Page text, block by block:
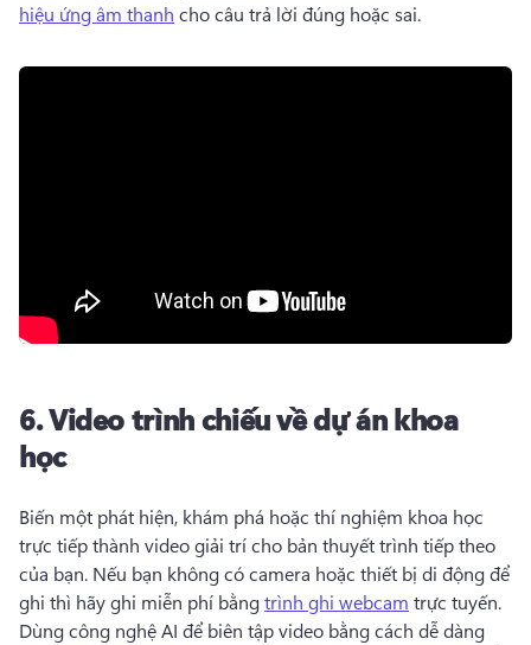
hiệu ứng âm thanh cho câu trả lời đúng hoặc sai.
6.Video trình chiếu về dự án khoa
học
Biến một phát hiện, khám phá hoặc thí nghiệm khoa học
trực tiếp thành video giải trí cho bản thuyết trình tiếp theo
của bạn. Nếu bạn không có camera hoặc thiết bị di động để
ghi thì hãy ghi miễn phí bằng trình ghi webcam
Dùng công nghệ AI để biên tập video bằng cách dễ dàng